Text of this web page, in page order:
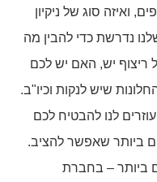
ואיזה סוג של ניקיון
נדרשת כדי להבין מה
ריצוף יש, האם יש לכם
שיש לנקות וכיו"ב.
לנו להבטיח לכם
ביותר שאפשר להציב.
ביותר – בחברת